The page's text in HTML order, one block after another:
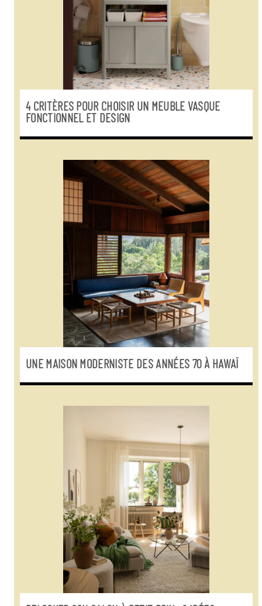
4 CRITÈRES POUR CHOISIR UN MEUBLE VASQUE
FONCTIONNEL ET DESIGN
UNE MAISON MODERNISTE DES ANNÉES 70 À HAWAÏ